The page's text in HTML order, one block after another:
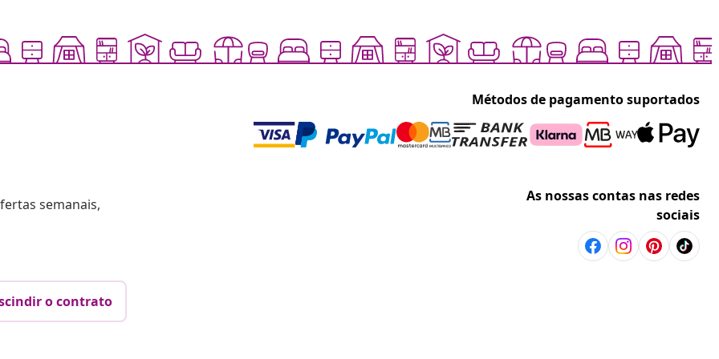
Métodos de pagamento suportados
semanais,
As nossas contas nas redes
sociais
o contrato